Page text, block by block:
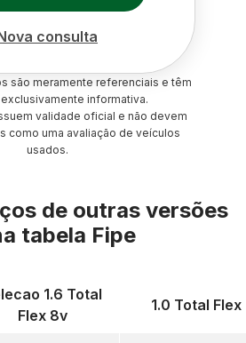
consulta
são meramente referenciais e têm
informativa.
validade oficial e não devem
como uma avaliação de veículos
usados.
de outras versões
tabela Fipe
1.6 Total
Flex 8v
1.0 Total Flex